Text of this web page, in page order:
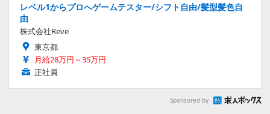
レベル1からプロへゲームテスター/シフト自由/髪型髪色自
由
株式会社Reve
東京都
月給28万円～35万円
正社員
Sponsored by